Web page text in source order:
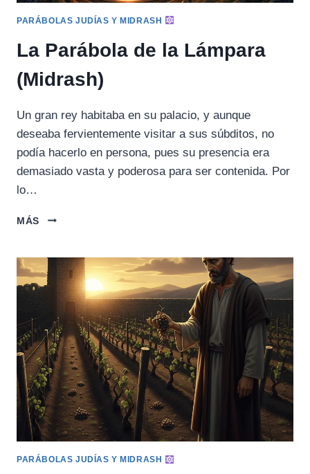
PARÁBOLAS JUDÍAS Y MIDRASH
La Parábola de la Lámpara
(Midrash)
Un gran rey habitaba en su palacio, y aunque
deseaba fervientemente visitar a sus súbditos, no
podía hacerlo en persona, pues su presencia era
demasiado vasta y poderosa para ser contenida. Por
lo…
MÁS
LA
LA
LÁMPARA
(MIDRASH)
PARÁBOLAS JUDÍAS Y MIDRASH